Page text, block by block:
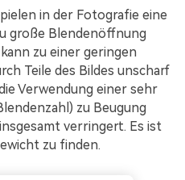
in der Fotografie eine
große Blendenöffnung
zu einer geringen
Teile des Bildes unscharf
Verwendung einer sehr
zu Beugung
verringert. Es ist
zu finden.